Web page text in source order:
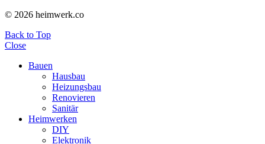
© 2026 heimwerk.co
Back to Top
Close
Bauen
Hausbau
Heizungsbau
Renovieren
Sanitär
Heimwerken
DIY
Elektronik